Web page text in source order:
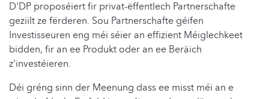
D'DP proposéiert fir privat-ëffentlech Partnerschafte
geziilt ze fërderen. Sou Partnerschafte géifen
Investisseuren eng méi séier an effizient Méiglechkeet
bidden, fir an ee Produkt oder an ee Beräich
z'investéieren.
Déi gréng sinn der Meenung dass ee misst méi an e